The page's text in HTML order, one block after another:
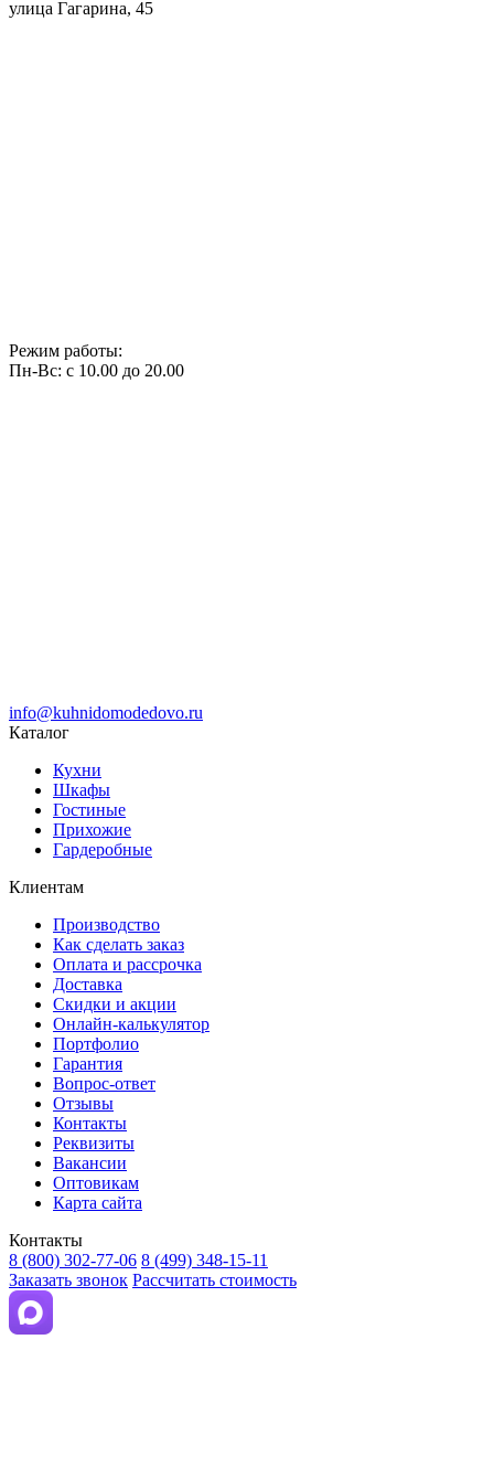
улица Гагарина, 45
Режим работы:
Пн-Вс: с 10.00 до 20.00
info@kuhnidomodedovo.ru
Каталог
Кухни
Шкафы
Гостиные
Прихожие
Гардеробные
Клиентам
Производство
Как сделать заказ
Оплата и рассрочка
Доставка
Скидки и акции
Онлайн-калькулятор
Портфолио
Гарантия
Вопрос-ответ
Отзывы
Контакты
Реквизиты
Вакансии
Оптовикам
Карта сайта
Контакты
8 (800) 302-77-06 8 (499) 348-15-11
Заказать звонок Рассчитать стоимость